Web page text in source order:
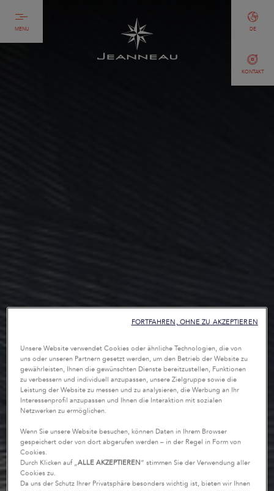
MENU
KONTAKT
DE
Unsere Website verwendet Cookies oder ähnliche Technologien, die von
uns oder unseren Partnern gesetzt werden, um den Betrieb der Website zu
gewährleisten, Ihnen die gewünschten Dienste bereitzustellen, Funktionen
zu verbessern und individuell anzupassen, unsere Zielgruppe sowie die
Leistung der Website zu messen und zu analysieren, die Werbung an Ihr
Interessenprofil anzupassen und Ihnen die Interaktion mit sozialen
Netzwerken zu ermöglichen.
Wenn Sie unsere Website besuchen, können Daten in Ihrem Browser
gespeichert oder von dort abgerufen werden – in der Regel in Form von
Cookies.
Durch Klicken auf „ALLE AKZEPTIEREN“ stimmen Sie der Verwendung aller
Cookies zu.
Da uns der Schutz Ihrer Privatsphäre besonders wichtig ist, bieten wir Ihnen
FORTFAHREN, OHNE ZU AKZEPTIEREN